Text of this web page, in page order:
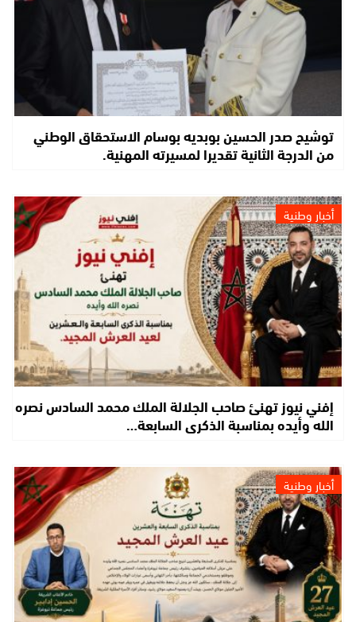
توشيح صدر الحسين بوبديه بوسام الاستحقاق الوطني
من الدرجة الثانية تقديرا لمسيرته المهنية.
أخبار وطنية
إفني نيوز تهنئ صاحب الجلالة الملك محمد السادس نصره
الله وأيده بمناسبة الذكرى السابعة…
أخبار وطنية